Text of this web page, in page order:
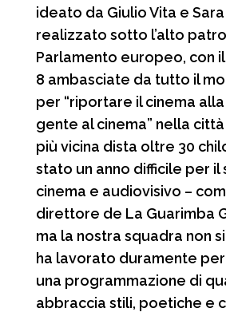
ideato da Giulio Vita e Sara
realizzato sotto l’alto
Parlamento europeo, con
8 ambasciate da tutto il
per “riportare il cinema
gente al cinema” nella
più vicina dista oltre 30
stato un anno difficile per
cinema e audiovisivo –
direttore de La Guarimba
ma la nostra squadra non
ha lavorato duramente
una programmazione di
abbraccia stili, poetiche e